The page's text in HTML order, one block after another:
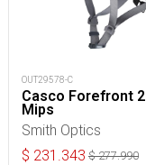
OUT29578-C
Casco Forefront 2
Mips
Smith Optics
$ 231.343 $277.990